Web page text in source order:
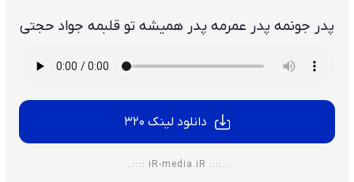
پدر جونمه پدر عمرمه پدر همیشه تو قلبمه جواد حجتی
دانلود لینک 320
…:::: iR-media.iR ::::…